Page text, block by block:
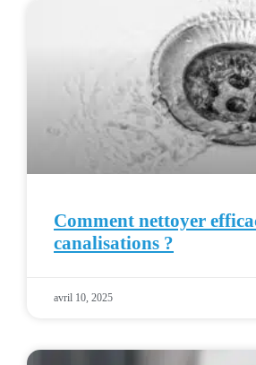
Comment nettoyer
canalisations ?
avril 10, 2025